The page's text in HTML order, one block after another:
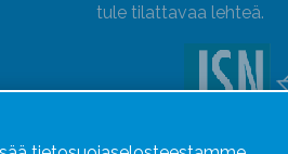
tule tilattavaa lehteä.
Uutismedian Liiton